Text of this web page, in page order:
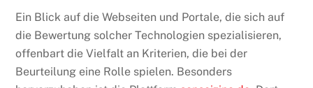
Ein Blick auf die Webseiten und Portale, die sich auf
die Bewertung solcher Technologien spezialisieren,
offenbart die Vielfalt an Kriterien, die bei der
Beurteilung eine Rolle spielen. Besonders